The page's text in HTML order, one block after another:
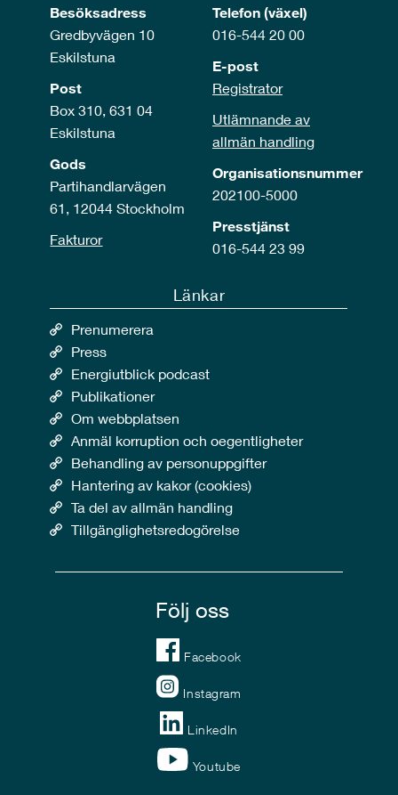
Besöksadress
Gredbyvägen 10
Eskilstuna
Post
Box 310, 631 04
Eskilstuna
Gods
Partihandlarvägen
61, 12044 Stockholm
Fakturor
Telefon (växel)
016-544 20 00
E-post
Registrator
Utlämnande av
allmän handling
Organisationsnummer
202100-5000
Presstjänst
016-544 23 99
Länkar
Prenumerera
Press
Energiutblick podcast
Publikationer
Om webbplatsen
Anmäl korruption och oegentligheter
Behandling av personuppgifter
Hantering av kakor (cookies)
Ta del av allmän handling
Tillgänglighetsredogörelse
Följ oss
Facebook
Instagram
LinkedIn
Youtube